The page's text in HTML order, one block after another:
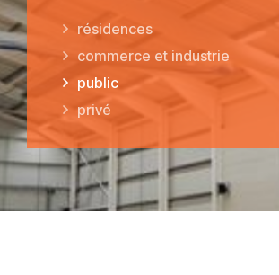
résidences
commerce et industrie
public
privé